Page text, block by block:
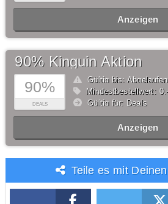
Anzeigen
90%
DEALS
90% Kinguin Aktion
Gültig bis: Abgelaufen
Mindestbestellwert:
Gültig für: Deals
Anzeigen
Teile es mit